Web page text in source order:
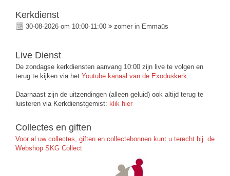
Kerkdienst
30-08-2026 om 10:00-11:00 zomer in Emmaüs
Live Dienst
De zondagse kerkdiensten aanvang 10:00 zijn live te volgen en
terug te kijken via het Youtube kanaal van de Exoduskerk
Daarnaast zijn de uitzendingen (alleen geluid) ook altijd terug te
luisteren via Kerkdienstgemist: klik hier
Collectes en giften
Voor al uw collectes, giften en collectebonnen kunt u terecht bij de
Webshop SKG Collect